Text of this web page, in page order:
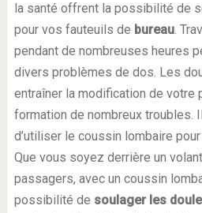
la santé offrent la possibilité de
pour vos fauteuils de bureau.
pendant de nombreuses heures
divers problèmes de dos. Les
entraîner la modification de votre
formation de nombreux troubles.
d’utiliser le coussin lombaire
Que vous soyez derrière un
passagers, avec un coussin
possibilité de soulager les